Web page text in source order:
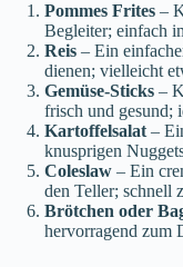
Pommes Frites –
Begleiter; einfach
Reis – Ein
dienen; vielleicht
Gemüse-Sticks –
frisch und gesund;
Kartoffelsalat–
knusprigen
Coleslaw – Ein
den Teller; schnell
Brötchen oder
hervorragend zum